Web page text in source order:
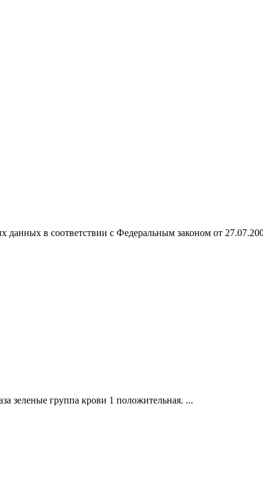
данных в соответствии с Федеральным законом от
зеленые группа крови 1 положительная. ...